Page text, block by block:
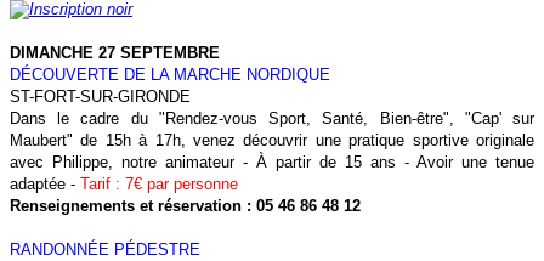
DIMANCHE 27 SEPTEMBRE
DÉCOUVERTE DE LA MARCHE NORDIQUE
ST-FORT-SUR-GIRONDE
Dans le cadre du "Rendez-vous Sport, Santé, Bien-être", "Cap' sur
Maubert" de 15h à 17h, venez découvrir une pratique sportive originale
avec Philippe, notre animateur - À partir de 15 ans - Avoir une tenue
adaptée - Tarif : 7€ par personne
Renseignements et réservation : 05 46 86 48 12
RANDONNÉE PÉDESTRE